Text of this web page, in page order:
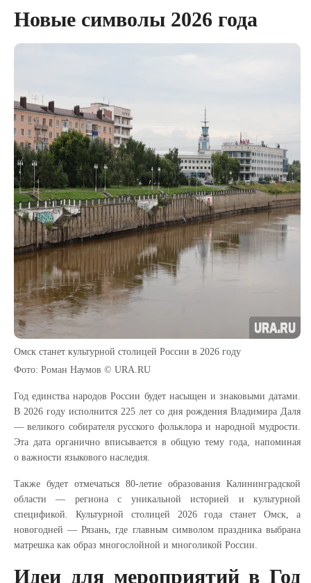
Новые символы 2026 года
Омск станет культурной столицей России в 2026 году
Фото: Роман Наумов © URA.RU
Год единства народов России будет насыщен и знаковыми датами.
В 2026 году исполнится 225 лет со дня рождения Владимира Даля
— великого собирателя русского фольклора и народной мудрости.
Эта дата органично вписывается в общую тему года, напоминая
о важности языкового наследия.
Также будет отмечаться 80-летие образования Калининградской
области — региона с уникальной историей и культурной
спецификой. Культурной столицей 2026 года станет Омск, а
новогодней — Рязань, где главным символом праздника выбрана
матрешка как образ многослойной и многоликой России.
Идеи для мероприятий в Год